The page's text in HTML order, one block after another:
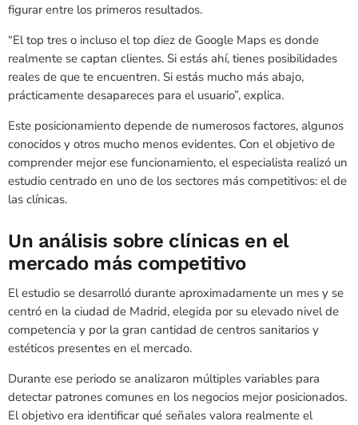
figurar entre los primeros resultados.
“El top tres o incluso el top diez de Google Maps es donde
realmente se captan clientes. Si estás ahí, tienes posibilidades
reales de que te encuentren. Si estás mucho más abajo,
prácticamente desapareces para el usuario”, explica.
Este posicionamiento depende de numerosos factores, algunos
conocidos y otros mucho menos evidentes. Con el objetivo de
comprender mejor ese funcionamiento, el especialista realizó un
estudio centrado en uno de los sectores más competitivos: el de
las clínicas.
Un análisis sobre clínicas en el
mercado más competitivo
El estudio se desarrolló durante aproximadamente un mes y se
centró en la ciudad de Madrid, elegida por su elevado nivel de
competencia y por la gran cantidad de centros sanitarios y
estéticos presentes en el mercado.
Durante ese periodo se analizaron múltiples variables para
detectar patrones comunes en los negocios mejor posicionados.
El objetivo era identificar qué señales valora realmente el